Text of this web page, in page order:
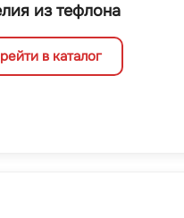
из тефлона
в каталог